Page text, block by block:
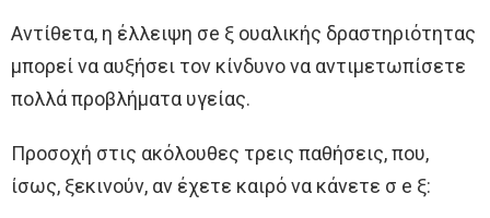
Αντίθετα, η έλλειψη σe ξ ουαλικής δραστηριότητας
μπορεί να αυξήσει τον κίνδυνο να αντιμετωπίσετε
πολλά προβλήματα υγείας.
Προσοχή στις ακόλουθες τρεις παθήσεις, που,
ίσως, ξεκινούν, αν έχετε καιρό να κάνετε σ e ξ: